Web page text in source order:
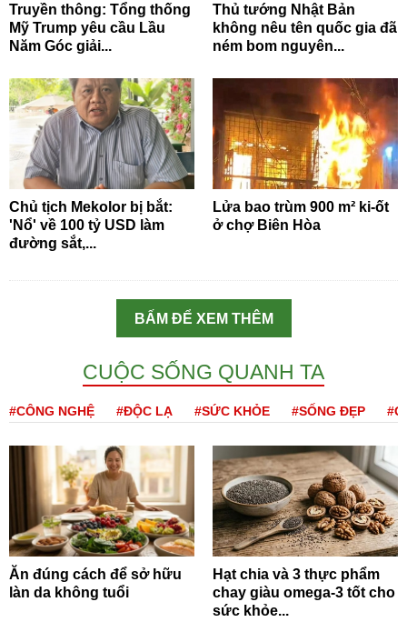
Truyền thông: Tổng thống
Mỹ Trump yêu cầu Lầu
Năm Góc giải...
Thủ tướng Nhật Bản
không nêu tên quốc gia đã
ném bom nguyên...
Chủ tịch Mekolor bị bắt:
'Nổ' về 100 tỷ USD làm
đường sắt,...
Lửa bao trùm 900 m² ki-ốt
ở chợ Biên Hòa
BẤM ĐỂ XEM THÊM
CUỘC SỐNG QUANH TA
#CÔNG NGHỆ #ĐỘC LẠ #SỨC KHỎE #SỐNG ĐẸP
Ăn đúng cách để sở hữu
làn da không tuổi
Hạt chia và 3 thực phẩm
chay giàu omega-3 tốt cho
sức khỏe...